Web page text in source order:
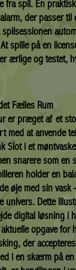
fra spil. En
der passer til
spille på en
ærlige og testet,
Fælles Rum
er præget af et
med at anvende
Slot i et
snarere som en
holder en
øje med sin
univers. Dette
digital løsning i
opgave for
der
i en skærm på